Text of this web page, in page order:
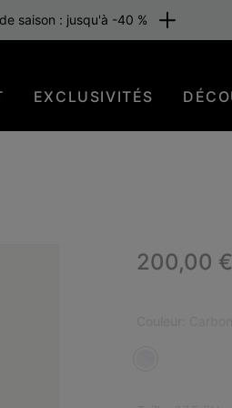
saison : jusqu'à -40 %
EXCLUSIVITÉS
Regular
200,00 €